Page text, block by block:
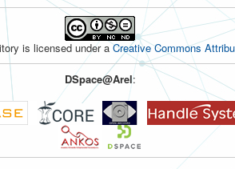
is licensed under aCreative Commons
DSpace@Arel: